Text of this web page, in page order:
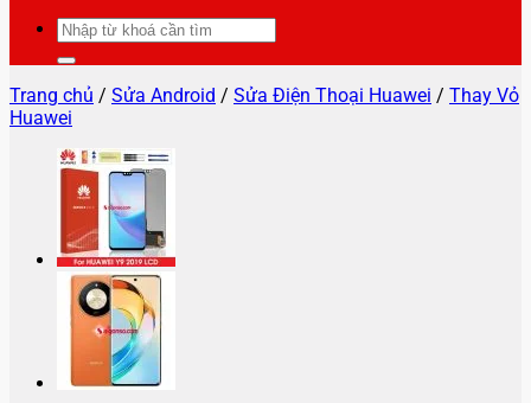
Tìm
kiếm:
Trang chủ / Sửa Android / Sửa Điện Thoại Huawei / Thay Vỏ
Huawei